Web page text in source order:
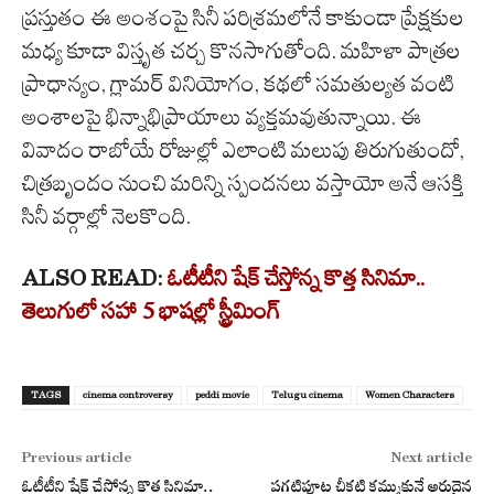
ప్రస్తుతం ఈ అంశంపై సినీ పరిశ్రమలోనే కాకుండా ప్రేక్షకుల
మధ్య కూడా విస్తృత చర్చ కొనసాగుతోంది. మహిళా పాత్రల
ప్రాధాన్యం, గ్లామర్ వినియోగం, కథలో సమతుల్యత వంటి
అంశాలపై భిన్నాభిప్రాయాలు వ్యక్తమవుతున్నాయి. ఈ
వివాదం రాబోయే రోజుల్లో ఎలాంటి మలుపు తిరుగుతుందో,
చిత్రబృందం నుంచి మరిన్ని స్పందనలు వస్తాయో అనే ఆసక్తి
సినీ వర్గాల్లో నెలకొంది.
ALSO READ: ఓటీటీని షేక్ చేస్తోన్న కొత్త సినిమా..
తెలుగులో సహా 5 భాషల్లో స్ట్రీమింగ్
TAGS cinema controversy peddi movie Telugu cinema Women Characters
Previous article Next article